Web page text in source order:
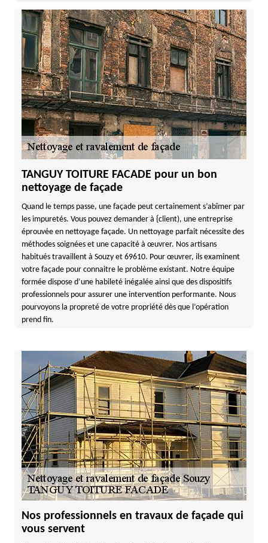
TANGUY TOITURE FACADE pour un bon
nettoyage de façade
Quand le temps passe, une façade peut certainement s’abîmer par
les impuretés. Vous pouvez demander à {client), une entreprise
éprouvée en nettoyage façade. Un nettoyage parfait nécessite des
méthodes soignées et une capacité à œuvrer. Nos artisans
habitués travaillent à Souzy et 69610. Pour œuvrer, ils examinent
votre façade pour connaitre le problème existant. Notre équipe
formée dispose d’une habileté inégalée ainsi que des dispositifs
professionnels pour assurer une intervention performante. Nous
pourvoyons la propreté de votre propriété dès que l’opération
prend fin.
Nos professionnels en travaux de façade qui
vous servent